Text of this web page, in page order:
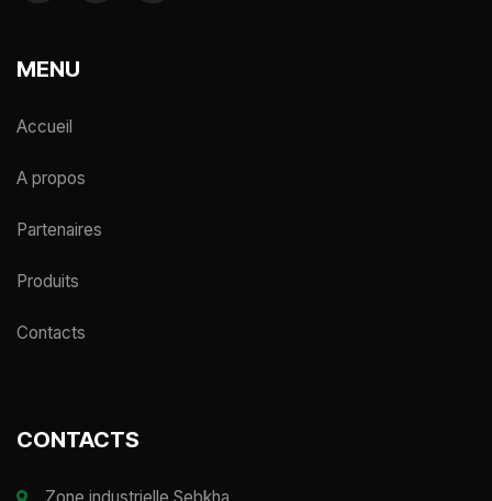
MENU
Accueil
A propos
Partenaires
Produits
Contacts
CONTACTS